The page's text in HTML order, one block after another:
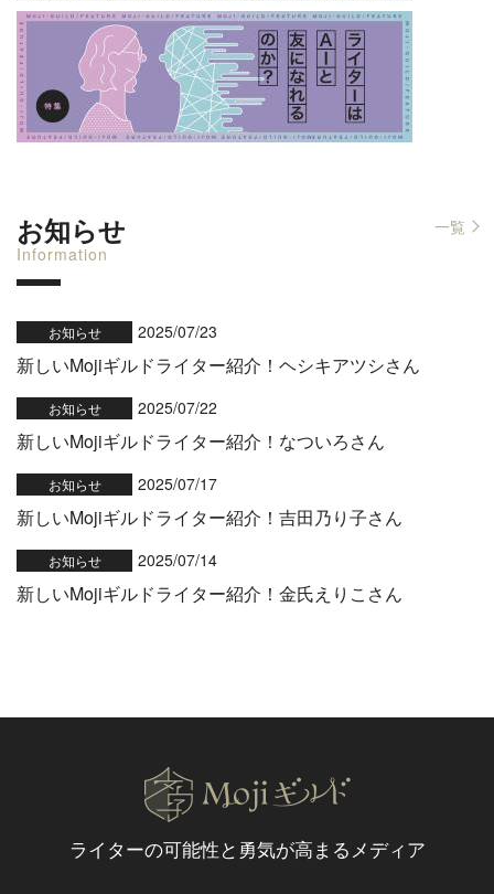
お知らせ
Information
一覧
お知らせ 2025/07/23
新しいMojiギルドライター紹介！ヘシキアツシさん
お知らせ 2025/07/22
新しいMojiギルドライター紹介！なついろさん
お知らせ 2025/07/17
新しいMojiギルドライター紹介！吉田乃り子さん
お知らせ 2025/07/14
新しいMojiギルドライター紹介！金氏えりこさん
ライターの可能性と 勇気が高まるメディア